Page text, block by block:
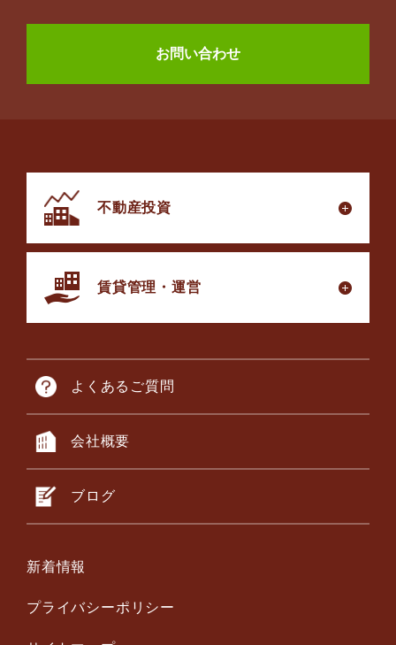
お問い合わせ
不動産投資
賃貸管理・運営
よくあるご質問
会社概要
ブログ
新着情報
プライバシーポリシー